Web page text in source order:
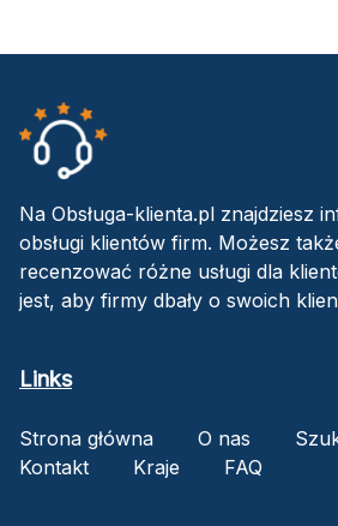
Na Obsługa-klienta.pl znajdziesz
obsługi klientów firm. Możesz
recenzować różne usługi dla
jest, aby firmy dbały o swoich
Links
Strona główna O nas
Kontakt
Kraje FAQ